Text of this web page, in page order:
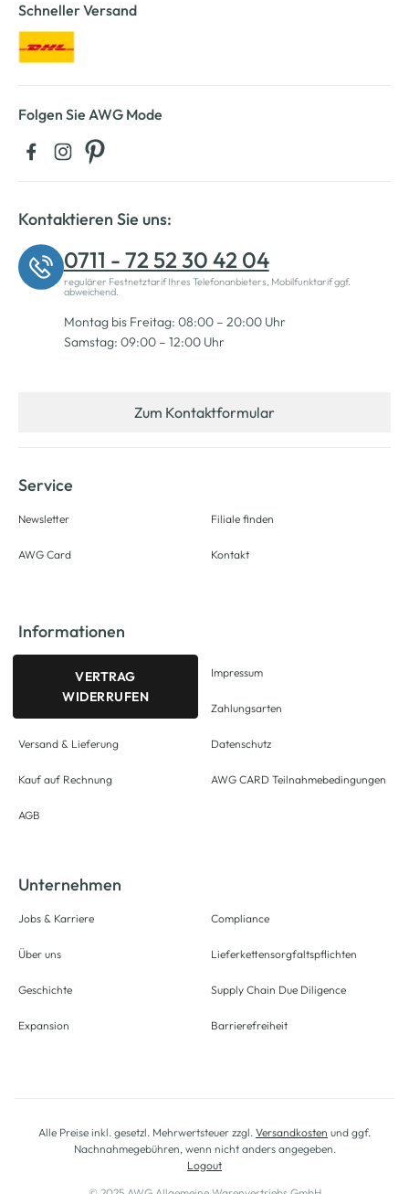
Schneller Versand
Folgen Sie AWG Mode
Kontaktieren Sie uns:
0711 - 72 52 30 42 04
regulärer Festnetztarif Ihres Telefonanbieters, Mobilfunktarif ggf.
abweichend.
Montag bis Freitag: 08:00 – 20:00 Uhr
Samstag: 09:00 – 12:00 Uhr
Zum Kontaktformular
Service
Newsletter
AWG Card
Filiale finden
Kontakt
Informationen
VERTRAG
WIDERRUFEN
Versand & Lieferung
Kauf auf Rechnung
AGB
Impressum
Zahlungsarten
Datenschutz
AWG CARD Teilnahmebedingungen
Unternehmen
Jobs & Karriere
Über uns
Geschichte
Expansion
Compliance
Lieferkettensorgfaltspflichten
Supply Chain Due Diligence
Barrierefreiheit
Alle Preise inkl. gesetzl. Mehrwertsteuer zzgl. Versandkosten und ggf.
Nachnahmegebühren, wenn nicht anders angegeben.
Logout